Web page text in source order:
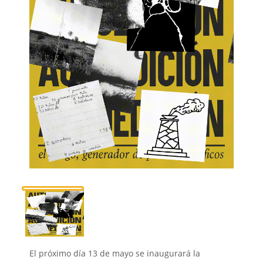
El próximo día 13 de mayo se inaugurará la